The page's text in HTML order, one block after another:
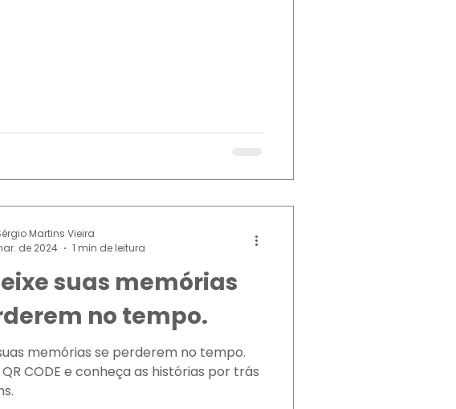
suas memórias
no tempo.
memórias se perderem no tempo.
CODE e conheça as histórias por trás
Martins Vieira
de 2024
1 min de leitura